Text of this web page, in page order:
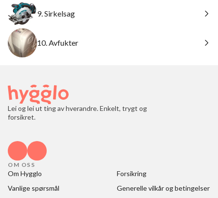
9. Sirkelsag
10. Avfukter
Lei og lei ut ting av hverandre. Enkelt, trygt og
forsikret.
OM OSS
Om Hygglo
Forsikring
Vanlige spørsmål
Generelle vilkår og betingelser